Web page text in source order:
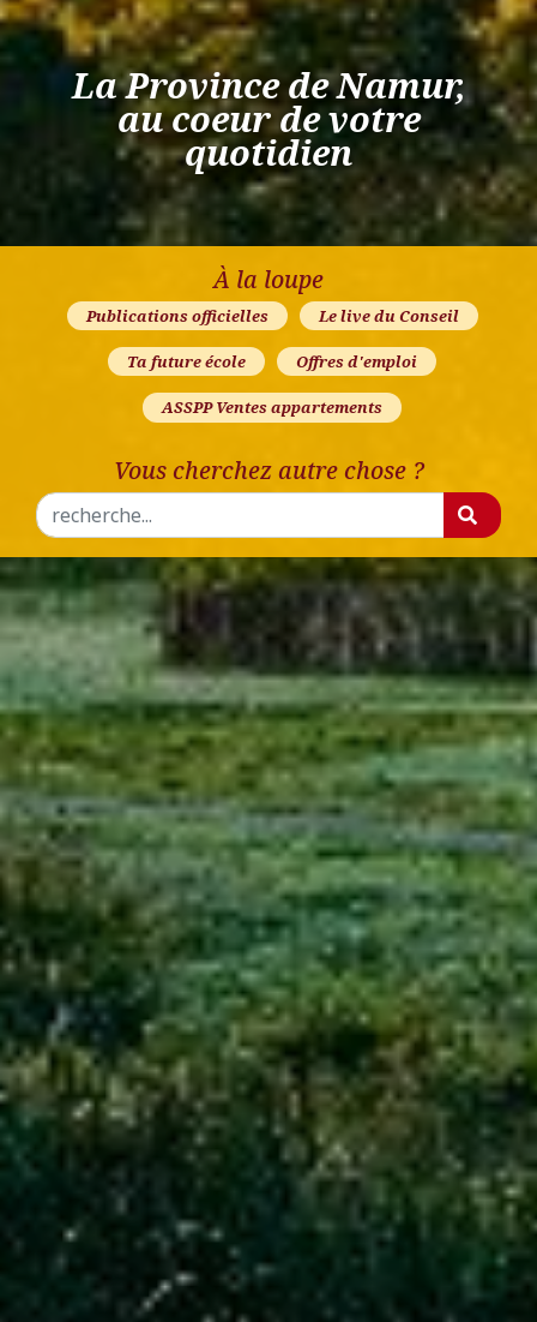
La Province de Namur,
au coeur de votre
quotidien
À la loupe
Publications officielles Le live du Conseil
Ta future école Offres d'emploi
ASSPP Ventes appartements
Vous cherchez autre chose ?
Rechercher